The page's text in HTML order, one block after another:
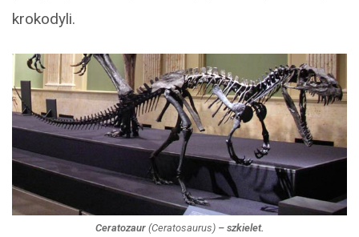
krokodyli.
Ceratozaur(Ceratosaurus)– szkielet.